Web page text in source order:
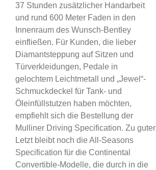
37 Stunden zusätzlicher Handarbeit
und rund 600 Meter Faden in den
Innenraum des Wunsch-Bentley
einfließen. Für Kunden, die lieber
Diamantsteppung auf Sitzen und
Türverkleidungen, Pedale in
gelochtem Leichtmetall und „Jewel“-
Schmuckdeckel für Tank- und
Öleinfüllstutzen haben möchten,
empfiehlt sich die Bestellung der
Mulliner Driving Specification. Zu guter
Letzt bleibt noch die All-Seasons
Specification für die Continental
Convertible-Modelle, die durch in die